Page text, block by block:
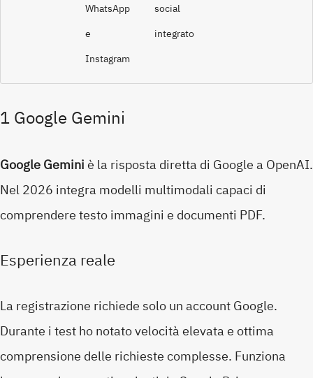
WhatsApp
e
Instagram
social
integrato
1 Google Gemini
Google Geminiè la risposta diretta di Google a OpenAI.
Nel 2026 integra modelli multimodali capaci di
comprendere testo immagini e documenti PDF.
Esperienza reale
La registrazione richiede solo un account Google.
Durante i test ho notato velocità elevata e ottima
comprensione delle richieste complesse. Funziona